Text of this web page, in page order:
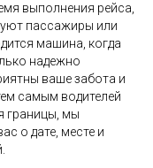
выполнения рейса,
пассажиры или
машина, когда
надежно
ваше забота и
самым водителей
границы, мы
о дате, месте и